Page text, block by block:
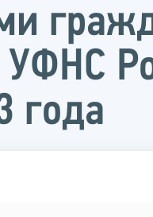
УФНС
года